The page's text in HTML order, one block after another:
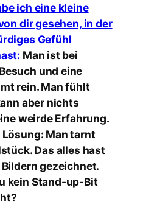
ich eine kleine
dir gesehen, in der
Gefühl
Man ist bei
und eine
rein. Man fühlt
aber nichts
weirde Erfahrung.
Man tarnt
Das alles hast
gezeichnet.
kein Stand-up-Bit